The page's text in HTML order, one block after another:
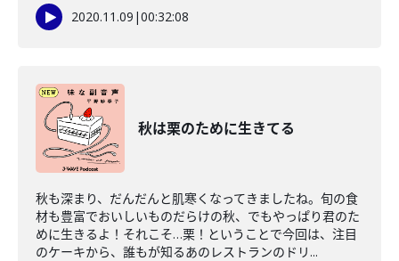
2020.11.09 |00:32:08
秋は栗のために生きてる
秋も深まり、だんだんと肌寒くなってきましたね。旬の食
材も豊富でおいしいものだらけの秋、でもやっぱり君のた
めに生きるよ！それこそ…栗！ということで今回は、注目
のケーキから、誰もが知るあのレストランのドリ...